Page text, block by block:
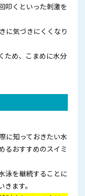
叩くといった刺激を
に気づきにくくなり
ため、こまめに水分
に知っておきたい水
るおすすめのスイミ
泳を継続することに
ます。